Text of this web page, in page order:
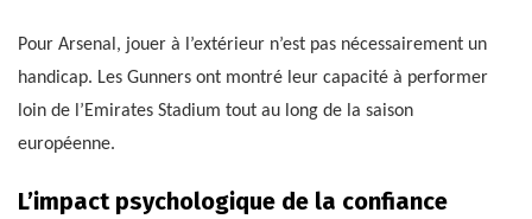
Pour Arsenal, jouer à l’extérieur n’est pas nécessairement un
handicap. Les Gunners ont montré leur capacité à performer
loin de l’Emirates Stadium tout au long de la saison
européenne.
L’impact psychologique de la confiance